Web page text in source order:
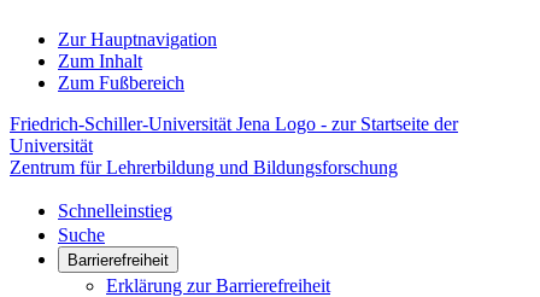
Zur Hauptnavigation
Zum Inhalt
Zum Fußbereich
Friedrich-Schiller-Universität Jena Logo - zur Startseite der
Universität
Zentrum für Lehrerbildung und Bildungsforschung
Schnelleinstieg
Suche
Barrierefreiheit
Erklärung zur Barrierefreiheit